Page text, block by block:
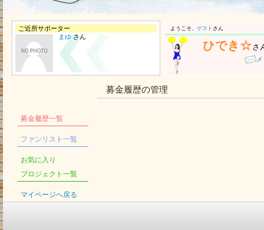
ご近所サポーター
まゆさん
ようこそ、 ゲスト さん
ひでき☆さ
募金履歴一覧
ファンリスト一覧
お気に入り
プロジェクト一覧
マイページへ戻る
募金履歴の管理